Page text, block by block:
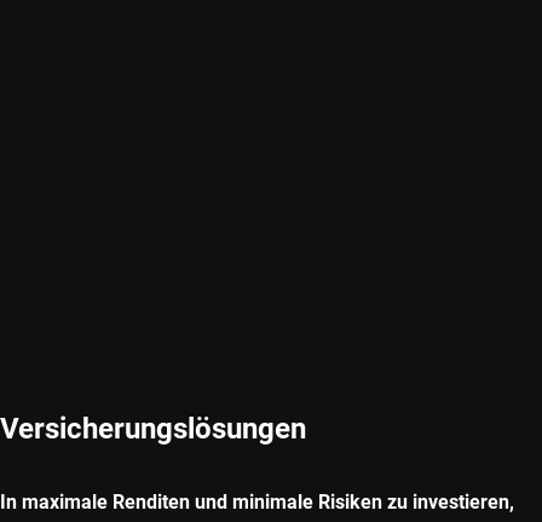
Versicherungslösungen
In maximale Renditen und minimale Risiken zu investieren,